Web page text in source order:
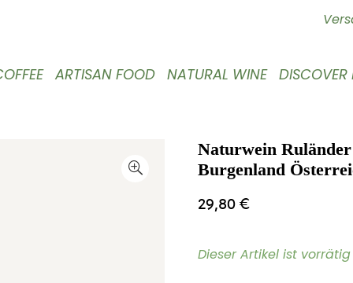
ARTISAN FOOD NATURAL WINE DISCOVER
Naturwein
Burgenland
29,80€
Dieser Artikel ist